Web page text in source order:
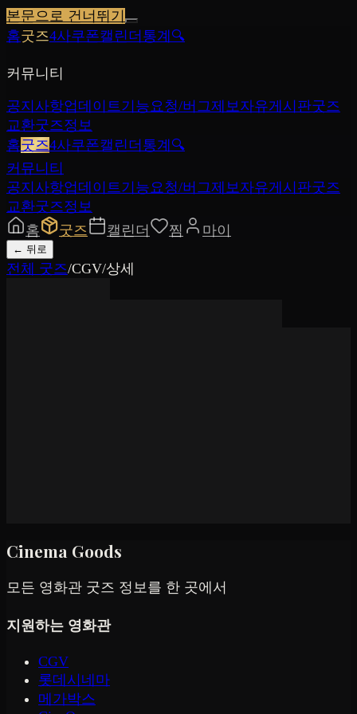
본문으로 건너뛰기
홈굿즈4사쿠폰캘린더 통계 🔍
커뮤니티
공지사항업데이트기능요청/버그제보자유게시판굿즈
교환굿즈정보
홈굿즈4사쿠폰캘린더 통계 🔍
커뮤니티
공지사항업데이트기능요청/버그제보자유게시판굿즈
교환굿즈정보
홈
굿즈 캘린더 찜 마이
← 뒤로
전체 굿즈/CGV/상세
Cinema Goods
모든 영화관 굿즈 정보를 한 곳에서
지원하는 영화관
CGV
롯데시네마
메가박스